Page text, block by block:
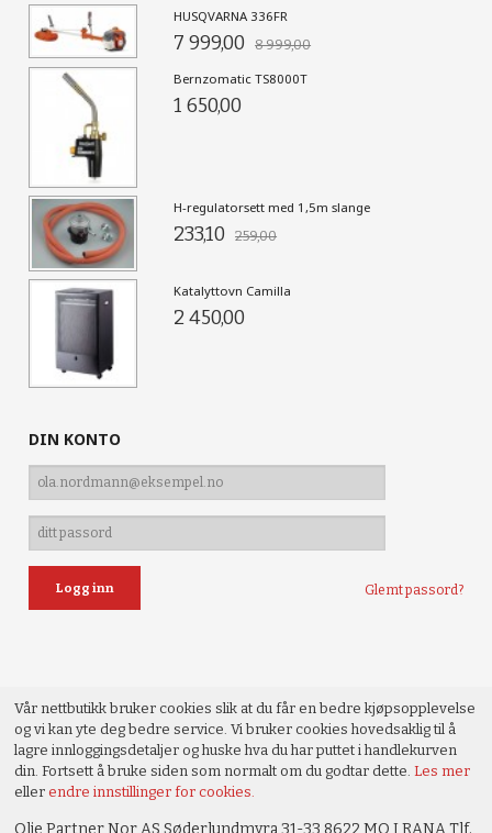
HUSQVARNA 336FR
7 999,00 8 999,00
Bernzomatic TS8000T
1 650,00
H-regulatorsett med 1,5m slange
233,10 259,00
Katalyttovn Camilla
2 450,00
DIN KONTO
Glemt passord?
Vår nettbutikk bruker cookies slik at du får en bedre kjøpsopplevelse
og vi kan yte deg bedre service. Vi bruker cookies hovedsaklig til å
lagre innloggingsdetaljer og huske hva du har puttet i handlekurven
din. Fortsett å bruke siden som normalt om du godtar dette.Les mer
ellerendre innstillinger for cookies.
Olje Partner Nor AS Søderlundmyra 31-33 8622 MO I RANA Tlf.